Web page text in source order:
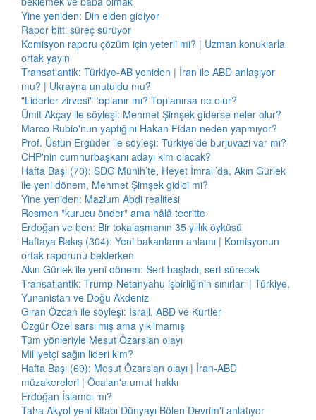
Yine yeniden: Din elden gidiyor
Rapor bitti süreç sürüyor
Komisyon raporu çözüm için yeterli mi? | Uzman konuklarla
ortak yayın
Transatlantik: Türkiye-AB yeniden | İran ile ABD anlaşıyor
mu? | Ukrayna unutuldu mu?
"Liderler zirvesi" toplanır mı? Toplanırsa ne olur?
Ümit Akçay ile söyleşi: Mehmet Şimşek giderse neler olur?
Marco Rubio'nun yaptığını Hakan Fidan neden yapmıyor?
Prof. Üstün Ergüder ile söyleşi: Türkiye'de burjuvazi var mı?
CHP'nin cumhurbaşkanı adayı kim olacak?
Hafta Başı (70): SDG Münih’te, Heyet İmralı’da, Akın Gürlek
ile yeni dönem, Mehmet Şimşek gidici mi?
Yine yeniden: Mazlum Abdi realitesi
Resmen "kurucu önder" ama hâlâ tecritte
Erdoğan ve ben: Bir tokalaşmanın 35 yıllık öyküsü
Haftaya Bakış (304): Yeni bakanların anlamı | Komisyonun
ortak raporunu beklerken
Akın Gürlek ile yeni dönem: Sert başladı, sert sürecek
Transatlantik: Trump-Netanyahu işbirliğinin sınırları | Türkiye,
Yunanistan ve Doğu Akdeniz
Gıran Özcan ile söyleşi: İsrail, ABD ve Kürtler
Özgür Özel sarsılmış ama yıkılmamış
Tüm yönleriyle Mesut Özarslan olayı
Milliyetçi sağın lideri kim?
Hafta Başı (69): Mesut Özarslan olayı | İran-ABD
müzakereleri | Öcalan'a umut hakkı
Erdoğan İslamcı mı?
Taha Akyol yeni kitabı Dünyayı Bölen Devrim'i anlatıyor